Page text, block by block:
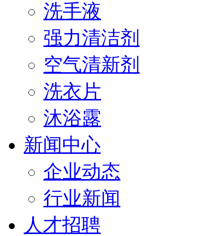
洗手液
强力清洁剂
空气清新剂
洗衣片
沐浴露
新闻中心
企业动态
行业新闻
人才招聘